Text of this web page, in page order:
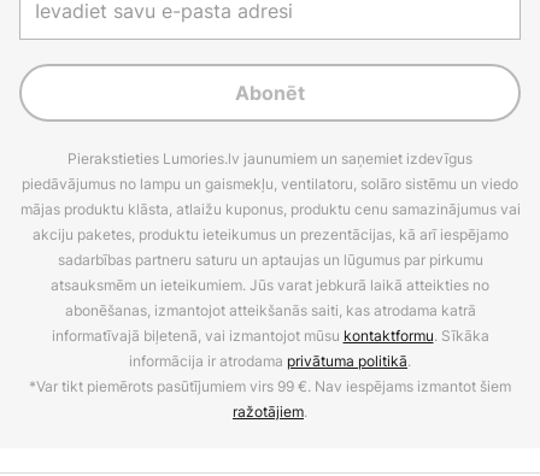
Abonēt
Pierakstieties Lumories.lv jaunumiem un saņemiet izdevīgus
piedāvājumus no lampu un gaismekļu, ventilatoru, solāro sistēmu un viedo
mājas produktu klāsta, atlaižu kuponus, produktu cenu samazinājumus vai
akciju paketes, produktu ieteikumus un prezentācijas, kā arī iespējamo
sadarbības partneru saturu un aptaujas un lūgumus par pirkumu
atsauksmēm un ieteikumiem. Jūs varat jebkurā laikā atteikties no
abonēšanas, izmantojot atteikšanās saiti, kas atrodama katrā
informatīvajā biļetenā, vai izmantojot mūsu kontaktformu. Sīkāka
informācija ir atrodama privātuma politikā.
*Var tikt piemērots pasūtījumiem virs 99 €. Nav iespējams izmantot šiem
ražotājiem.